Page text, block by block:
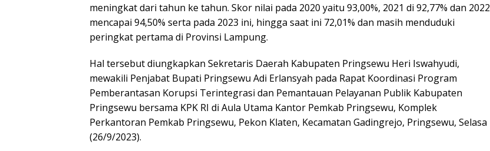
meningkat dari tahun ke tahun. Skor nilai pada 2020 yaitu 93,00%, 2021 di 92,77% dan 2022
mencapai 94,50% serta pada 2023 ini, hingga saat ini 72,01% dan masih menduduki
peringkat pertama di Provinsi Lampung.
Hal tersebut diungkapkan Sekretaris Daerah Kabupaten Pringsewu Heri Iswahyudi,
mewakili Penjabat Bupati Pringsewu Adi Erlansyah pada Rapat Koordinasi Program
Pemberantasan Korupsi Terintegrasi dan Pemantauan Pelayanan Publik Kabupaten
Pringsewu bersama KPK RI di Aula Utama Kantor Pemkab Pringsewu, Komplek
Perkantoran Pemkab Pringsewu, Pekon Klaten, Kecamatan Gadingrejo, Pringsewu, Selasa
(26/9/2023).